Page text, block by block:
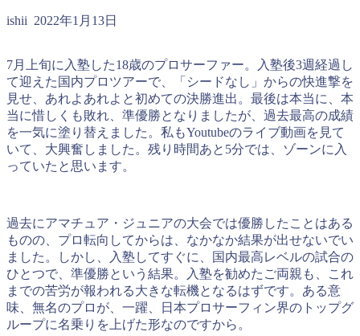
ishii 2022年1月13日
7月上旬に入塾した18歳のプロサーファー。入塾後3週経過し
て迎えた国内プロツアーで、「シードなし」からの快進撃を
見せ、あれよあれよと初めての決勝進出。最後は本当に、本
当に惜しくも敗れ、準優勝となりましたが、過去最高の成績
を一気に塗り替えました。私もYoutubeのライブ動画を見て
いて、大興奮しました。残り時間あと5分では、ゾーンに入
っていたと思います。
過去にアマチュア・ジュニアの大会では優勝したことはある
ものの、プロ転向してからは、なかなか結果が出せないでい
ました。しかし、入塾してすぐに、国内最高レベルの試合の
ひとつで、準優勝という結果。入塾を勧めたご両親も、これ
までの苦労が報われる大きな転機となるはずです。ある意
味、無名のプロが、一躍、日本プロサーフィン界のトップグ
ループに名乗りを上げた形なのですから。